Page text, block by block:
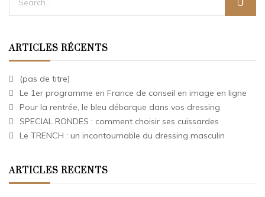
ARTICLES RÉCENTS
(pas de titre)
Le 1er programme en France de conseil en image en ligne
Pour la rentrée, le bleu débarque dans vos dressing
SPECIAL RONDES : comment choisir ses cuissardes
Le TRENCH : un incontournable du dressing masculin
ARTICLES RECENTS